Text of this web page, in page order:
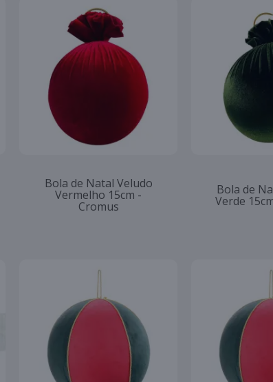
Bola de Natal Veludo
Vermelho 15cm -
Cromus
Bola de
Verde